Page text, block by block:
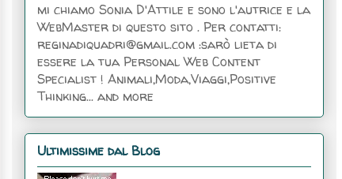
mi chiamo Sonia D'Attile e sono l'autrice e la
WebMaster di questo sito . Per contatti:
reginadiquadri@gmail.com :sarò lieta di
essere la tua Personal Web Content
Specialist ! Animali,Moda,Viaggi,Positive
Thinking... and more
Ultimissime dal Blog